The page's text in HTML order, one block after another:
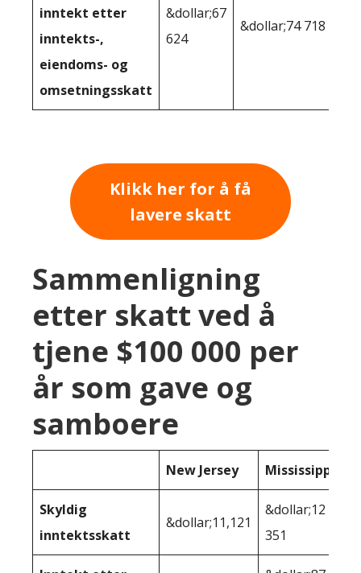
inntekt etter
inntekts-,
eiendoms- og
omsetningsskatt
&dollar;67
624
&dollar;74 718
Klikk her for å få
lavere skatt
Sammenligning
etter skatt ved å
tjene $100 000 per
år som gave og
samboere
New Jersey Mississippi
Skyldig
inntektsskatt
&dollar;11,121
&dollar;12
351